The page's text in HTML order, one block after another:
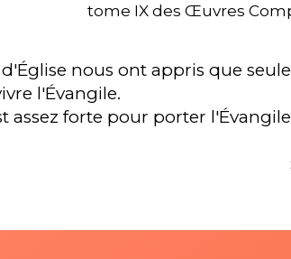
tome IX des Œuvres
nous ont appris que
l'Évangile.
assez forte pour porter